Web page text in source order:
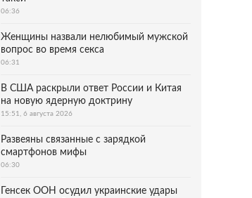
06:36
Женщины назвали нелюбимый мужской
вопрос во время секса
06:31
В США раскрыли ответ России и Китая
на новую ядерную доктрину
15:51, 6 августа 2026
Развеяны связанные с зарядкой
смартфонов мифы
06:30
Генсек ООН осудил украинские удары